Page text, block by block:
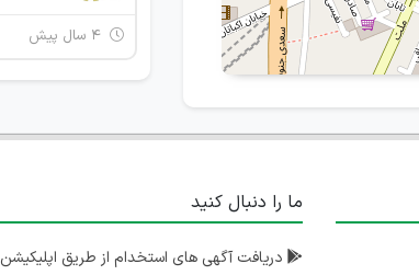
ما را دنبال کنید
دریافت آگهی های استخدام از طریق اپلیکیشن